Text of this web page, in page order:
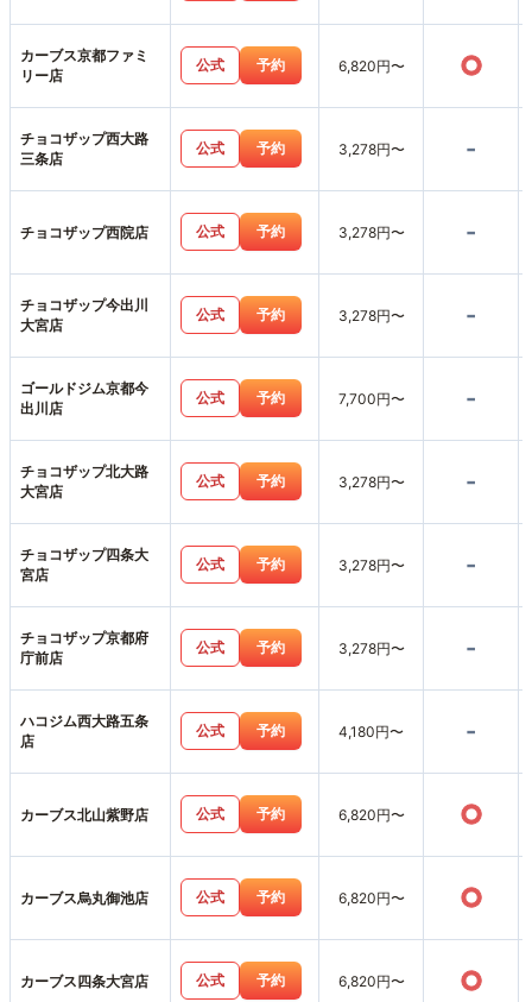
カーブス京都ファミ
リー店
公式 予約 6,820円〜 ○
チョコザップ西大路
三条店
公式 予約 3,278円〜 -
チョコザップ西院店 公式 予約 3,278円〜 -
チョコザップ今出川
大宮店
公式 予約 3,278円〜 -
ゴールドジム京都今
出川店
公式 予約 7,700円〜 -
チョコザップ北大路
大宮店
公式 予約 3,278円〜 -
チョコザップ四条大
宮店
公式 予約 3,278円〜 -
チョコザップ京都府
庁前店
公式 予約 3,278円〜 -
ハコジム西大路五条
店
公式 予約 4,180円〜 -
カーブス北山紫野店 公式 予約 6,820円〜 ○
カーブス烏丸御池店 公式 予約 6,820円〜 ○
カーブス四条大宮店 公式 予約 6,820円〜 ○